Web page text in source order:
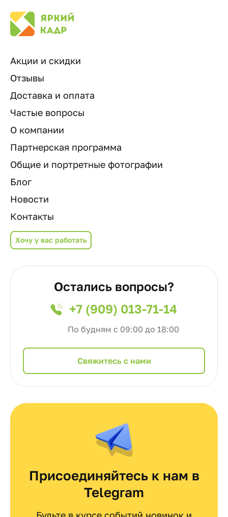
Акции и скидки
Отзывы
Доставка и оплата
Частые вопросы
О компании
Партнерская программа
Общие и портретные фотографии
Блог
Новости
Контакты
Хочу у вас работать
Остались вопросы?
+7 (909) 013-71-14
По будням с 09:00 до 18:00
Cвяжитесь с нами
Присоединяйтесь к нам в
Telegram